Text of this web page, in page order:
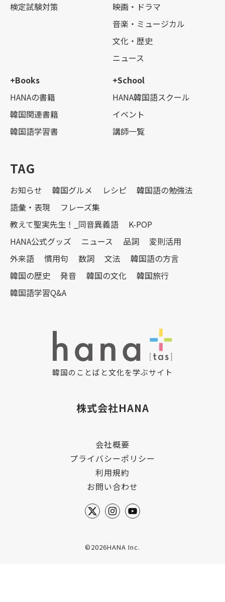
検定試験対策
映画・ドラマ
音楽・ミュージカル
文化・歴史
ニュース
+Books
HANAの書籍
韓国関連書籍
韓国語学習書
+School
HANA韓国語スクール
イベント
講師一覧
TAG
お知らせ 韓国グルメ レシピ
韓国語の勉強法
語彙・表現
フレーズ集
教えて聖実先生！_同音異義語
K-POP
HANA公式グッズ
ニュース 品詞
変則活用
外来語
慣用句 数詞 文法
韓国語の方言
韓国の歴史
発音 韓国の文化
韓国旅行
韓国語学習Q&A
韓国のことばと文化を学ぶサイト
株式会社HANA
会社概要
プライバシーポリシー
利用規約
お問い合わせ
©2026HANA Inc.